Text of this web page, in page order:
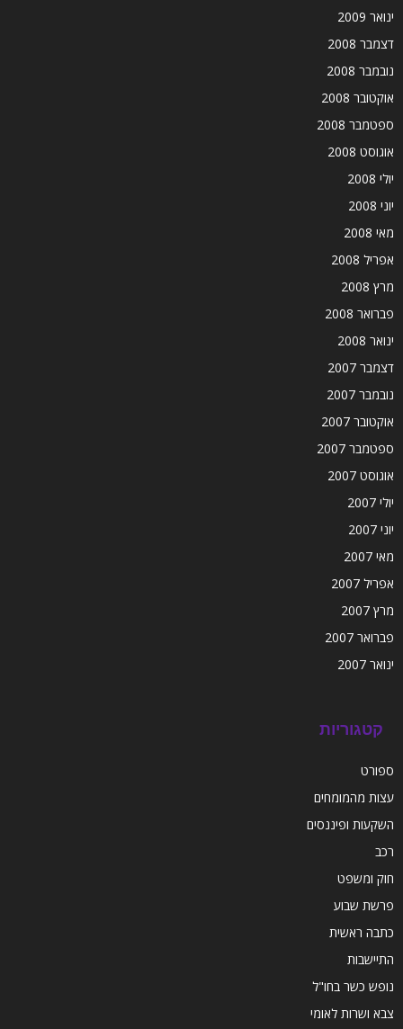
ינואר 2009
דצמבר 2008
נובמבר 2008
אוקטובר 2008
ספטמבר 2008
אוגוסט 2008
יולי 2008
יוני 2008
מאי 2008
אפריל 2008
מרץ 2008
פברואר 2008
ינואר 2008
דצמבר 2007
נובמבר 2007
אוקטובר 2007
ספטמבר 2007
אוגוסט 2007
יולי 2007
יוני 2007
מאי 2007
אפריל 2007
מרץ 2007
פברואר 2007
ינואר 2007
קטגוריות
ספורט
עצות מהמומחים
השקעות ופיננסים
רכב
חוק ומשפט
פרשת שבוע
כתבה ראשית
התיישבות
נופש כשר בחו"ל
צבא ושרות לאומי